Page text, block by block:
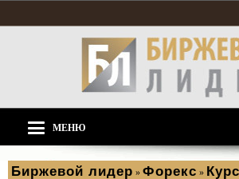
МЕНЮ
Биржевой лидер » Форекс »